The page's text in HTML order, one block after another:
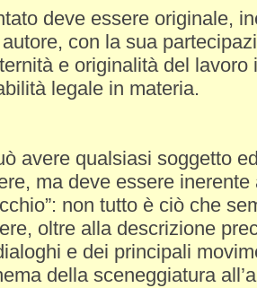
deve essere originale,
con la sua
e originalità del lavoro
legale in materia.
avere qualsiasi soggetto
ma deve essere
non tutto è ciò che
oltre alla descrizione
e dei principali
della sceneggiatura